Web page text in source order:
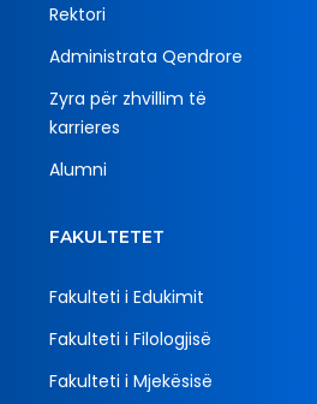
Rektori
Administrata Qendrore
Zyra për zhvillim të
karrieres
Alumni
FAKULTETET
Fakulteti i Edukimit
Fakulteti i Filologjisë
Fakulteti i Mjekësisë